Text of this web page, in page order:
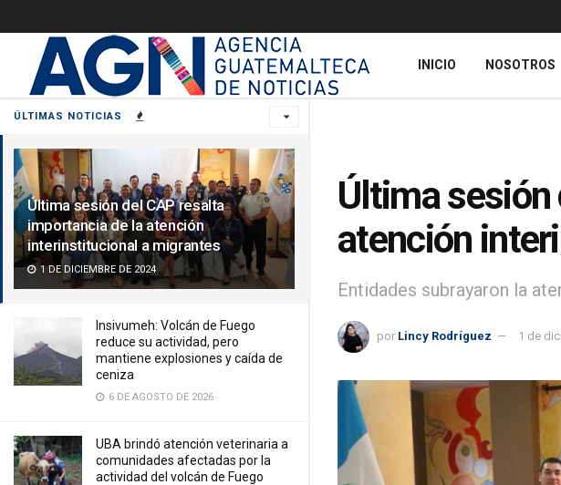
ÚLTIMAS NOTICIAS
Última sesión del CAP resalta
importancia de la atención
interinstitucional a migrantes
1 DE DICIEMBRE DE 2024
Insivumeh: Volcán de Fuego
reduce su actividad, pero
mantiene explosiones y caída de
ceniza
6 DE AGOSTO DE 2026
UBA brindó atención veterinaria a
comunidades afectadas por la
actividad del volcán de Fuego
INICIO NOSOTROS
Última sesión
atención
Entidades subrayaron la
por Lincy Rodríguez 1 de